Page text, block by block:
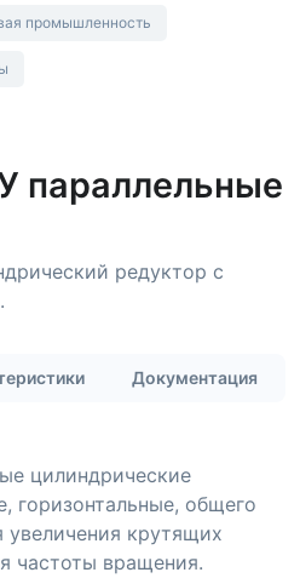
промышленность
параллельные
редуктор с
Документация
цилиндрические
горизонтальные, общего
увеличения крутящих
частоты вращения.